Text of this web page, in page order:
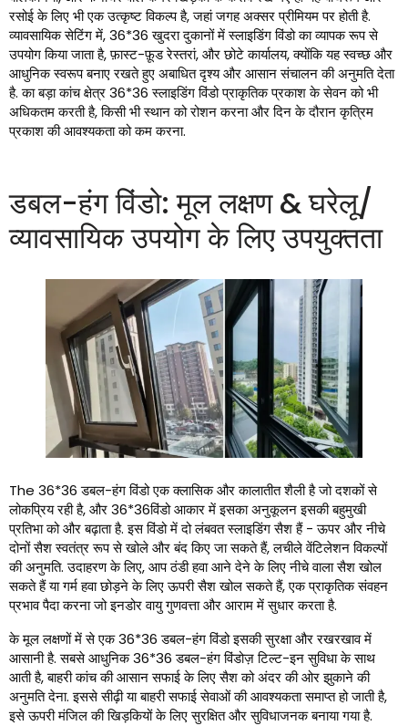
रसोई के लिए भी एक उत्कृष्ट विकल्प है, जहां जगह अक्सर प्रीमियम पर होती है.
व्यावसायिक सेटिंग में, 36*36 खुदरा दुकानों में स्लाइडिंग विंडो का व्यापक रूप से
उपयोग किया जाता है, फ़ास्ट-फ़ूड रेस्तरां, और छोटे कार्यालय, क्योंकि यह स्वच्छ और
आधुनिक स्वरूप बनाए रखते हुए अबाधित दृश्य और आसान संचालन की अनुमति देता
है. का बड़ा कांच क्षेत्र 36*36 स्लाइडिंग विंडो प्राकृतिक प्रकाश के सेवन को भी
अधिकतम करती है, किसी भी स्थान को रोशन करना और दिन के दौरान कृत्रिम
प्रकाश की आवश्यकता को कम करना.
डबल-हंग विंडो: मूल लक्षण & घरेलू/
व्यावसायिक उपयोग के लिए उपयुक्तता
The 36*36 डबल-हंग विंडो एक क्लासिक और कालातीत शैली है जो दशकों से
लोकप्रिय रही है, और 36*36विंडो आकार में इसका अनुकूलन इसकी बहुमुखी
प्रतिभा को और बढ़ाता है. इस विंडो में दो लंबवत स्लाइडिंग सैश हैं - ऊपर और नीचे
दोनों सैश स्वतंत्र रूप से खोले और बंद किए जा सकते हैं, लचीले वेंटिलेशन विकल्पों
की अनुमति. उदाहरण के लिए, आप ठंडी हवा आने देने के लिए नीचे वाला सैश खोल
सकते हैं या गर्म हवा छोड़ने के लिए ऊपरी सैश खोल सकते हैं, एक प्राकृतिक संवहन
प्रभाव पैदा करना जो इनडोर वायु गुणवत्ता और आराम में सुधार करता है.
के मूल लक्षणों में से एक 36*36 डबल-हंग विंडो इसकी सुरक्षा और रखरखाव में
आसानी है. सबसे आधुनिक 36*36 डबल-हंग विंडोज़ टिल्ट-इन सुविधा के साथ
आती है, बाहरी कांच की आसान सफाई के लिए सैश को अंदर की ओर झुकाने की
अनुमति देना. इससे सीढ़ी या बाहरी सफाई सेवाओं की आवश्यकता समाप्त हो जाती है,
इसे ऊपरी मंजिल की खिड़कियों के लिए सुरक्षित और सुविधाजनक बनाया गया है.